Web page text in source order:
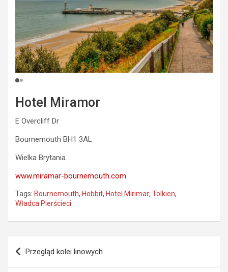
Hotel Miramor
E Overcliff Dr
Bournemouth BH1 3AL
Wielka Brytania
www.miramar-bournemouth.com
Tags: Bournemouth, Hobbit, Hotel Mirimar, Tolkien,
Władca Pierścieci
Nawigacja
wpisu
Przegląd kolei linowych